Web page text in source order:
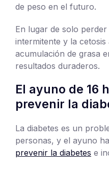
de peso en el futuro.
En lugar de solo
intermitente y la
acumulación de grasa
resultados duraderos.
El ayuno de 16
prevenir la
La diabetes es un
personas, y el ayuno
prevenir la diabetes e